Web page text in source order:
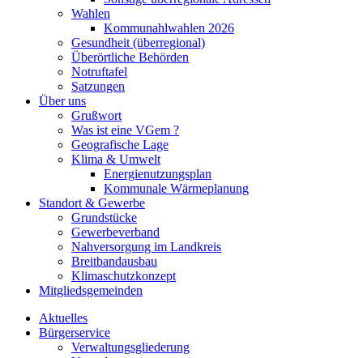
Wahlen
Kommunahlwahlen 2026
Gesundheit (überregional)
Überörtliche Behörden
Notruftafel
Satzungen
Über uns
Grußwort
Was ist eine VGem ?
Geografische Lage
Klima & Umwelt
Energienutzungsplan
Kommunale Wärmeplanung
Standort & Gewerbe
Grundstücke
Gewerbeverband
Nahversorgung im Landkreis
Breitbandausbau
Klimaschutzkonzept
Mitgliedsgemeinden
Aktuelles
Bürgerservice
Verwaltungsgliederung